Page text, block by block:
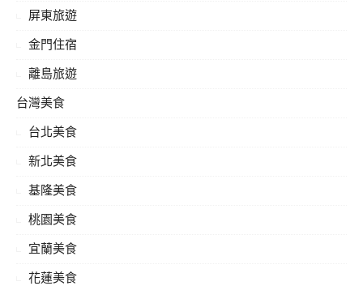
屏東旅遊
金門住宿
離島旅遊
台灣美食
台北美食
新北美食
基隆美食
桃園美食
宜蘭美食
花蓮美食